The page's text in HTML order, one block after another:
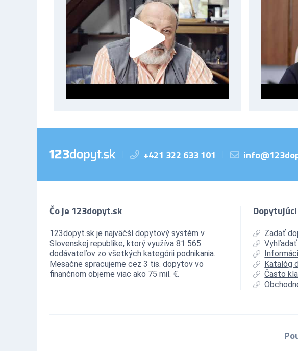
+421 322 633 101
Čo je 123dopyt.sk
123dopyt.sk je najväčší dopytový systém v
Slovenskej republike, ktorý využíva 81 565
dodávateľov zo všetkých kategórii podnikania.
Mesačne spracujeme cez 3 tis. dopytov vo
finančnom objeme viac ako 75 mil. €.
Dopytujúci
Zadať
Katalóg
Často